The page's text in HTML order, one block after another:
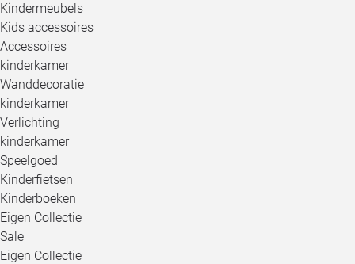
Kindermeubels
Kids accessoires
Accessoires
kinderkamer
Wanddecoratie
kinderkamer
Verlichting
kinderkamer
Speelgoed
Kinderfietsen
Kinderboeken
Eigen Collectie
Sale
Eigen Collectie